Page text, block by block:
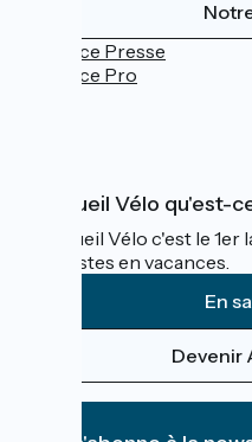
Espace Presse
Espace Pro
Accueil Vélo qu'est-
Accueil Vélo c'est le
cyclistes en vacances.
En
Devenir